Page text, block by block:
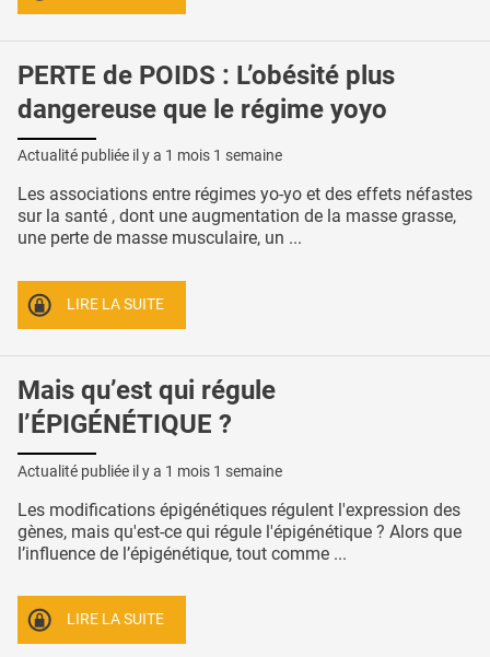
PERTE de POIDS : L’obésité plus
dangereuse que le régime yoyo
Actualité publiée il y a 1 mois 1 semaine
Les associations entre régimes yo-yo et des effets néfastes
sur la santé , dont une augmentation de la masse grasse,
une perte de masse musculaire, un ...
LIRE LA SUITE
Mais qu’est qui régule
l’ÉPIGÉNÉTIQUE ?
Actualité publiée il y a 1 mois 1 semaine
Les modifications épigénétiques régulent l'expression des
gènes, mais qu'est-ce qui régule l'épigénétique ? Alors que
l’influence de l’épigénétique, tout comme ...
LIRE LA SUITE